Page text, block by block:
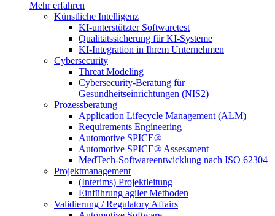
Mehr erfahren
Künstliche Intelligenz
KI-unterstützter Softwaretest
Qualitätssicherung für KI-Systeme
KI-Integration in Ihrem Unternehmen
Cybersecurity
Threat Modeling
Cybersecurity-Beratung für
Gesundheitseinrichtungen (NIS2)
Prozessberatung
Application Lifecycle Management (ALM)
Requirements Engineering
Automotive SPICE®
Automotive SPICE® Assessment
MedTech-Softwareentwicklung nach ISO 62304
Projektmanagement
(Interims) Projektleitung
Einführung agiler Methoden
Validierung / Regulatory Affairs